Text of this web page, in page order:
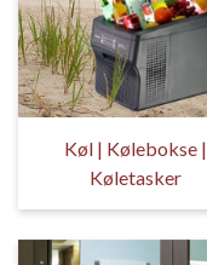
Køl | Kølebokse |
Køletasker